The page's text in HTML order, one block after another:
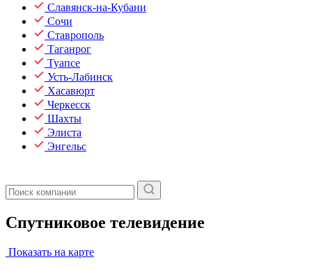
Славянск-на-Кубани
Сочи
Ставрополь
Таганрог
Туапсе
Усть-Лабинск
Хасавюрт
Черкесск
Шахты
Элиста
Энгельс
Спутниковое телевидение
Показать на карте